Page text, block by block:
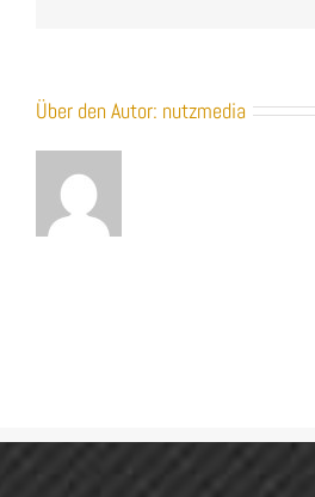
Über den Autor: nutzmedia